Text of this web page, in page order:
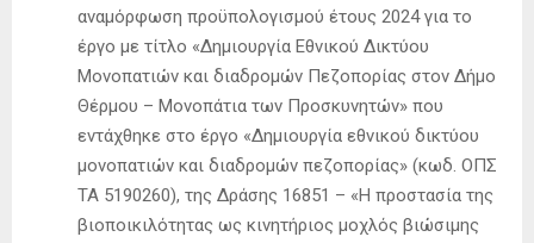
αναμόρφωση προϋπολογισμού έτους 2024 για το
έργο με τίτλο «Δημιουργία Εθνικού Δικτύου
Μονοπατιών και διαδρομών Πεζοπορίας στον Δήμο
Θέρμου – Μονοπάτια των Προσκυνητών» που
εντάχθηκε στο έργο «Δημιουργία εθνικού δικτύου
μονοπατιών και διαδρομών πεζοπορίας» (κωδ. ΟΠΣ
ΤΑ 5190260), της Δράσης 16851 – «Η προστασία της
βιοποικιλότητας ως κινητήριος μοχλός βιώσιμης